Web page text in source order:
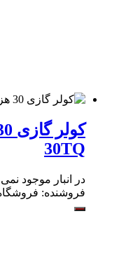
30TQ
در انبار موجود
فروشنده: